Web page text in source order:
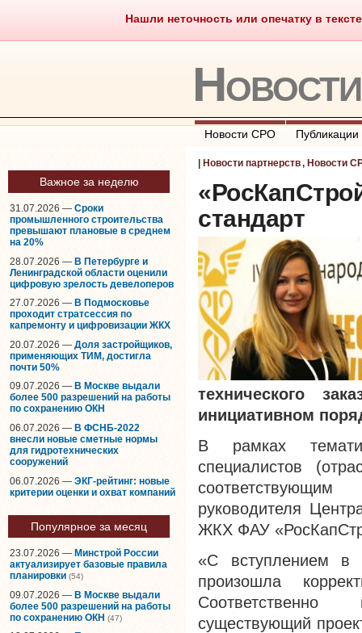
Нашли неточность или опечатку в
Саморегулирование Что
Новости СРО Публикации
Важное за неделю
31.07.2026 — Сроки
промышленного строительства
превышают плановые в среднем
на 20%
28.07.2026 — В Петербурге и
Ленинградской области оценили
цифровую зрелость девелоперов
27.07.2026 — В Подмосковье
проходит стратсессия по
капремонту и цифровизации ЖКХ
20.07.2026 — Доля застройщиков,
применяющих ТИМ, достигла
почти 50%
09.07.2026 — В Москве выдали
более 500 разрешений на работы
по сохранению ОКН
06.07.2026 — В ФСНБ-2022
внесли новые сметные нормы
для гидротехнических
сооружений
06.07.2026 — ЭКГ-рейтинг: новые
критерии оценки и охват компаний
Популярное за месяц
23.07.2026 — Минстрой России
актуализирует базовые правила
планировки (54)
09.07.2026 — В Москве выдали
более 500 разрешений на работы
по сохранению ОКН (47)
Новости партнерств, Новости
стандарт
технического
инициативном
В рамках
специалистов
руководителя
ЖКХ ФАУ
«С вступлением в
произошла
Соответственно
существующий